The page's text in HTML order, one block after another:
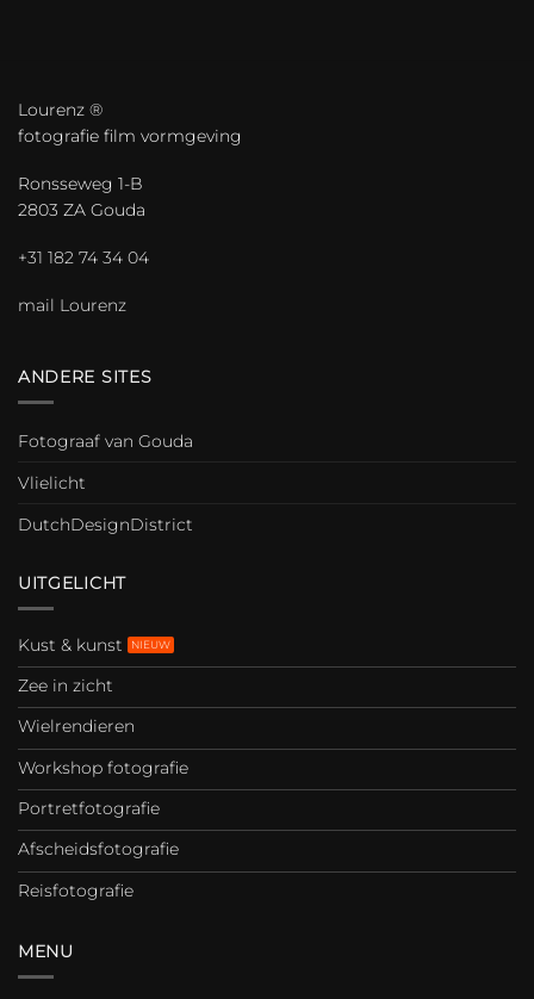
Lourenz ®
fotografie film vormgeving
Ronsseweg 1-B
2803 ZA Gouda
+31 182 74 34 04
mail Lourenz
ANDERE SITES
Fotograaf van Gouda
Vlielicht
DutchDesignDistrict
UITGELICHT
Kust & kunst
Zee in zicht
Wielrendieren
Workshop fotografie
Portretfotografie
Afscheidsfotografie
Reisfotografie
MENU